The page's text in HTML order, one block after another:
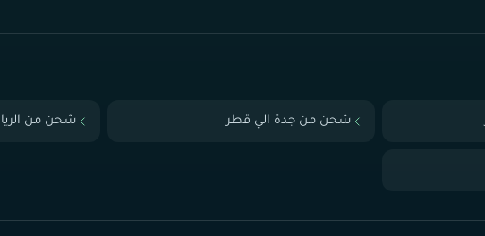
شحن من جدة الي قطر شحن من